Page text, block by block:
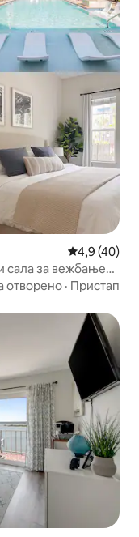
Просечна
4,9 (40)
сала за вежбање
отворено · Пристап